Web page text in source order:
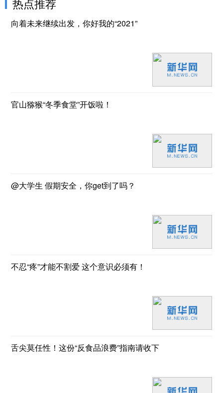
热点推荐
向着未来继续出发，你好我的“2021”
官山猕猴“冬季食堂”开饭啦！
@大学生 假期安全，你get到了吗？
不忍“疼”才能不割爱 这个意识必须有！
舌尖莫任性！这份“反食品浪费”指南请收下